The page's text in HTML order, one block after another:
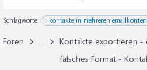
Schlagworte: kontakte in mehreren emailkonten
Foren ...
Kontakte exportieren -
falsches Format -